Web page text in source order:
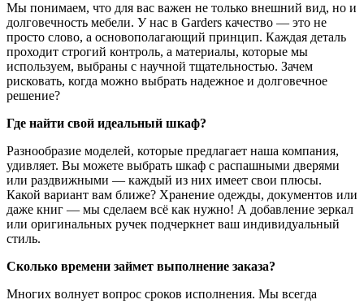
Мы понимаем, что для вас важен не только внешний вид, но и
долговечность мебели. У нас в Garders качество — это не
просто слово, а основополагающий принцип. Каждая деталь
проходит строгий контроль, а материалы, которые мы
используем, выбраны с научной тщательностью. Зачем
рисковать, когда можно выбрать надежное и долговечное
решение?
Где найти свой идеальный шкаф?
Разнообразие моделей, которые предлагает наша компания,
удивляет. Вы можете выбрать шкаф с распашными дверями
или раздвижными — каждый из них имеет свои плюсы.
Какой вариант вам ближе? Хранение одежды, документов или
даже книг — мы сделаем всё как нужно! А добавление зеркал
или оригинальных ручек подчеркнет ваш индивидуальный
стиль.
Сколько времени займет выполнение заказа?
Многих волнует вопрос сроков исполнения. Мы всегда